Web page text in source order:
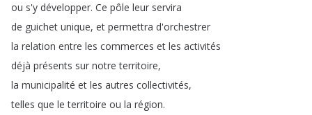
ou s'y développer. Ce pôle leur servira
de guichet unique, et permettra d'orchestrer
la relation entre les commerces et les activités
déjà présents sur notre territoire,
la municipalité et les autres collectivités,
telles que le territoire ou la région.